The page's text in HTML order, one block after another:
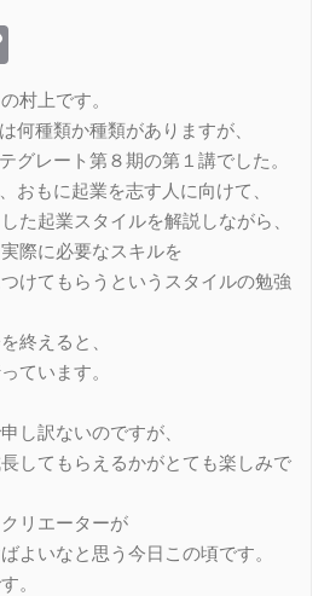
Link
村上です。
何種類か種類がありますが、
グレート第８期の第１講でした。
おもに起業を志す人に向けて、
た起業スタイルを解説しながら、
際に必要なスキルを
けてもらうというスタイルの勉強
終えると、
ています。
し訳ないのですが、
してもらえるかがとても楽しみで
リエーターが
よいなと思う今日この頃です。
。